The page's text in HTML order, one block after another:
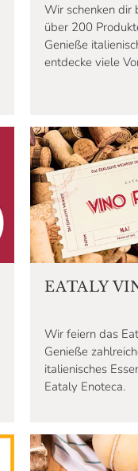
Wir schenken dir
über 200
Genieße
entdecke viele
EATALY
Wir feiern das
Genieße
italienisches
Eataly Enoteca.